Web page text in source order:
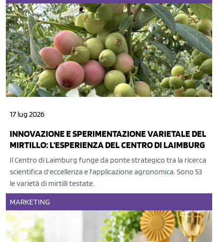
17 lug 2026
INNOVAZIONE E SPERIMENTAZIONE VARIETALE DEL
MIRTILLO: L'ESPERIENZA DEL CENTRO DI LAIMBURG
Il Centro di Laimburg funge da ponte strategico tra la ricerca
scientifica d'eccellenza e l'applicazione agronomica. Sono 53
le varietà di mirtilli testate.
MARKETING